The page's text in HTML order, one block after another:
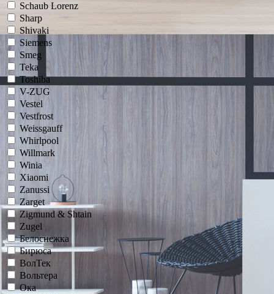
Schaub Lorenz
Sharp
Shivaki
Siemens
Smeg
Teka
Toshiba
V-ZUG
Vestel
Vestfrost
Weissgauff
Whirlpool
Willmark
Winia
Xiaomi
Zanussi
Zarget
Zigmund & Shtain
Zugel
Белоснежка
Бирюса
ВолТек
Вольтера
Ока